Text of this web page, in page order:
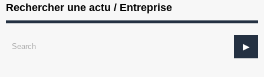
Rechercher une actu / Entreprise